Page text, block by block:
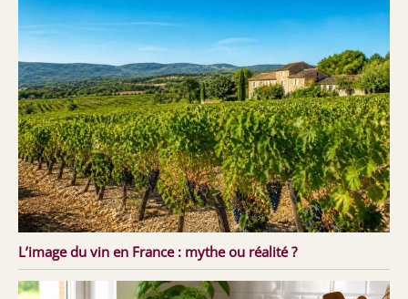
L’image du vin en France : mythe ou réalité ?